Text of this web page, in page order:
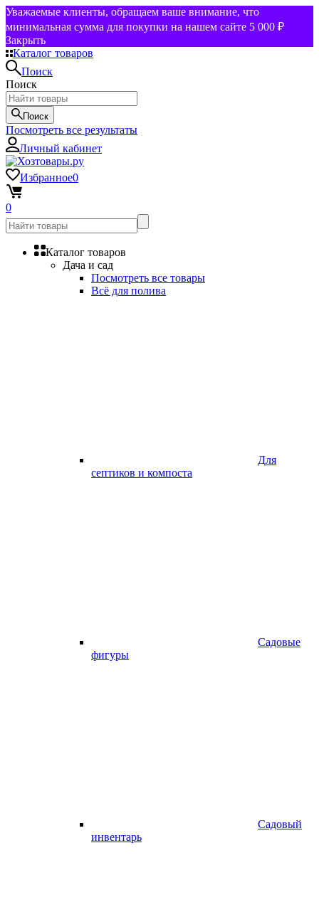
Уважаемые клиенты, обращаем ваше внимание, что
минимальная сумма для покупки на нашем сайте 5 000 ₽
Закрыть
Каталог товаров
Поиск
Поиск
Поиск
Посмотреть все результаты
Личный кабинет
Избранное0
0
Каталог товаров
Дача и сад
Посмотреть все товары
Всё для полива
Для
септиков и компоста
Садовые
фигуры
Садовый
инвентарь